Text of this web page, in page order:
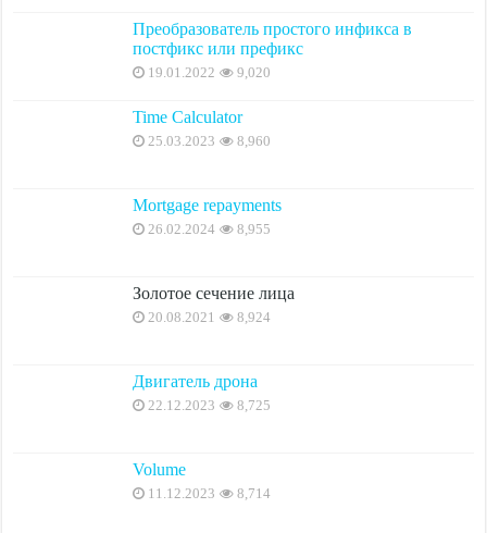
Преобразователь простого инфикса в
постфикс или префикс
19.01.2022 9,020
Time Calculator
25.03.2023 8,960
Mortgage repayments
26.02.2024 8,955
Золотое сечение лица
20.08.2021 8,924
Двигатель дрона
22.12.2023 8,725
Volume
11.12.2023 8,714